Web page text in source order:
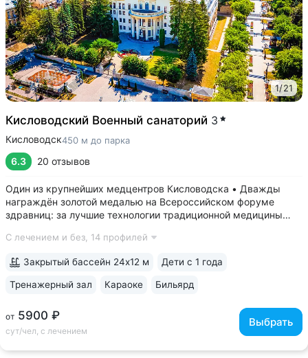
1/21
Кисловодский Военный санаторий 3
Кисловодск450 м до парка
6.3 20 отзывов
Один из крупнейших медцентров Кисловодска • Дважды
награждён золотой медалью на Всероссийском форуме
здравниц: за лучшие технологии традиционной медицины
корпуса в духе «сталинского ампира»: бережно
С лечением и без, 14 профилей
от 5900 ₽
сут/чел, с лечением
Выбрать
Закрытый бассейн 24х12 м Дети с 1 года
Тренажерный зал Караоке Бильярд